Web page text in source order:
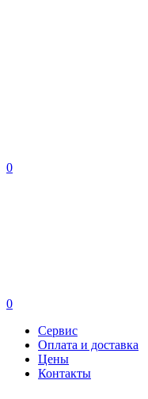
0
0
Сервис
Оплата и доставка
Цены
Контакты